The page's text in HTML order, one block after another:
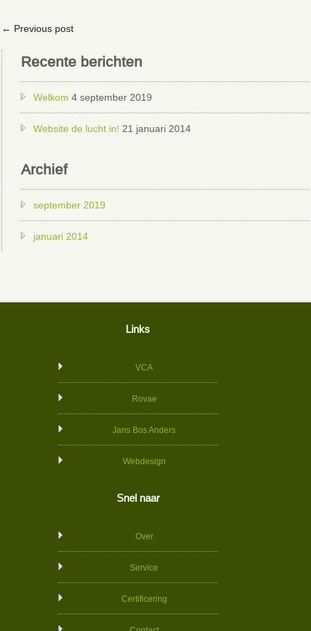
← Previous post
Recente berichten
Welkom 4 september 2019
Website de lucht in! 21 januari 2014
Archief
september 2019
januari 2014
Links
VCA
Rovae
Jans Bos Anders
Webdesign
Snel naar
Over
Service
Certificering